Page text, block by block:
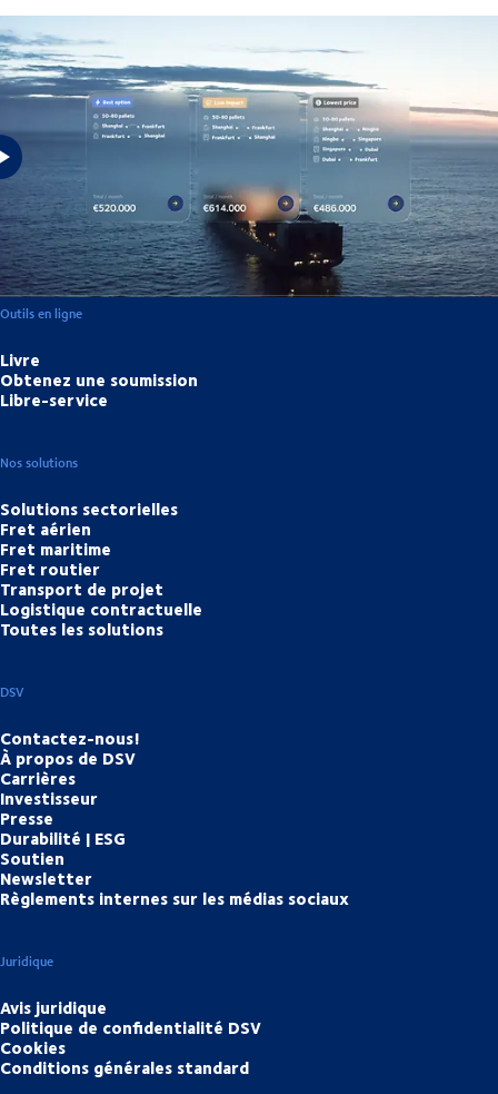
Nous veillons à ce que votre entreprise et vos clients puissent réussir,
afin que nous puissions tous grandir ensemble.
Outils en ligne
Livre
Obtenez une soumission
Libre-service
Nos solutions
Solutions sectorielles
Fret aérien
Fret maritime
Fret routier
Transport de projet
Logistique contractuelle
Toutes les solutions
DSV
Contactez-nous!
À propos de DSV
Carrières
Investisseur
Presse
Durabilité | ESG
Soutien
Newsletter
Règlements internes sur les médias sociaux
Juridique
Avis juridique
Politique de confidentialité DSV
Cookies
Conditions générales standard